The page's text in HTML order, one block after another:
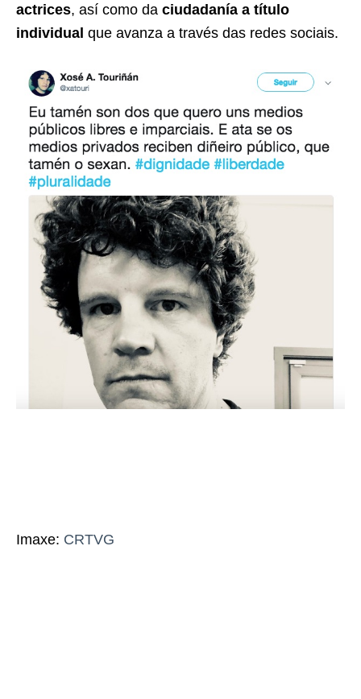
actrices, así como da ciudadanía a título
individual que avanza a través das redes sociais.
Imaxe: CRTVG